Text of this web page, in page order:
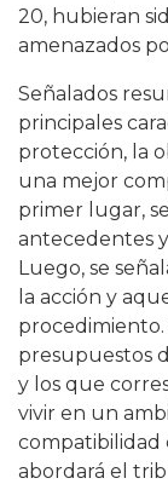
20, hubieran
amenazados
Señalados
principales
protección, la
una mejor
primer lugar,
antecedentes
Luego, se
la acción y
procedimiento.
presupuestos
y los que
vivir en un
compatibilidad
abordará el